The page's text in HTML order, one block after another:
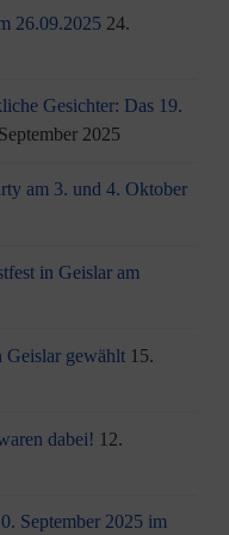
26.09.2025 24.
Gesichter: Das 19.
2025
am 3. und 4. Oktober
in Geislar am
gewählt 15.
dabei! 12.
September 2025 im